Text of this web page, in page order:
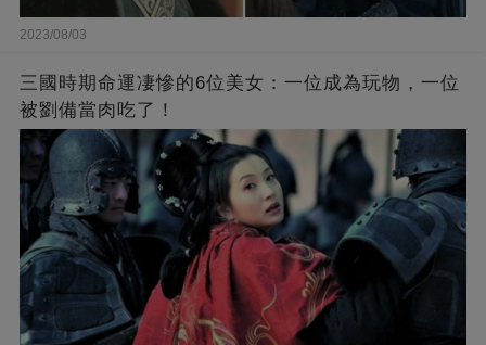
2023/08/03
三國時期命運凄慘的6位美女：一位成為玩物，一位
被劉備當肉吃了！